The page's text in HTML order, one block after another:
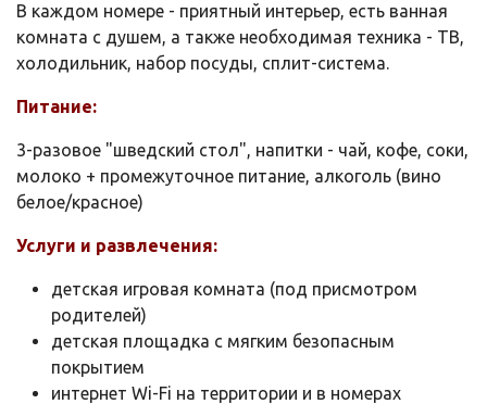
В каждом номере - приятный интерьер, есть ванная
комната с душем, а также необходимая техника - ТВ,
холодильник, набор посуды, сплит-система.
Питание:
3-разовое "шведский стол", напитки - чай, кофе, соки,
молоко + промежуточное питание, алкоголь (вино
белое/красное)
Услуги и развлечения:
детская игровая комната (под присмотром
родителей)
детская площадка с мягким безопасным
покрытием
интернет Wi-Fi на территории и в номерах